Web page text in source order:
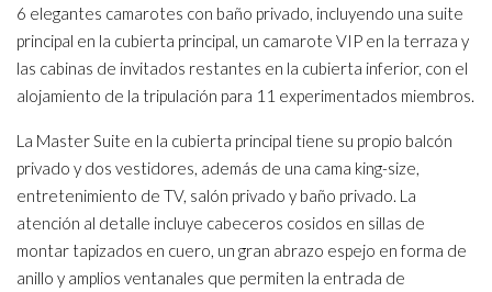
6 elegantes camarotes con baño privado, incluyendo una suite
principal en la cubierta principal, un camarote VIP en la terraza y
las cabinas de invitados restantes en la cubierta inferior, con el
alojamiento de la tripulación para 11 experimentados miembros.
La Master Suite en la cubierta principal tiene su propio balcón
privado y dos vestidores, además de una cama king-size,
entretenimiento de TV, salón privado y baño privado. La
atención al detalle incluye cabeceros cosidos en sillas de
montar tapizados en cuero, un gran abrazo espejo en forma de
anillo y amplios ventanales que permiten la entrada de